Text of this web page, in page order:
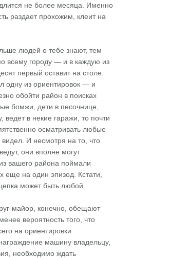
длится не более месяца. Именно
раздает прохожим, клеит на
людей о тебе знают, тем
всему городу — и в каждую из
первый оставит на столе.
одну из ориентировок — и
обойти район в поисках
бомжи, дети в песочнице,
в некие гаражи, то почти
осматривать любые
И несмотря на то, что
они вполне могут
вашего района поймали
на один эпизод. Кстати,
может быть любой.
майор, конечно, обещают
вероятность того, что
на ориентировки
машину владельцу,
необходимо ждать